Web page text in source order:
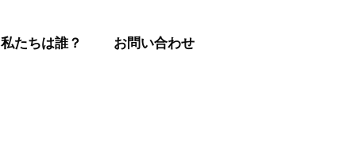
私たちは誰？ お問い合わせ